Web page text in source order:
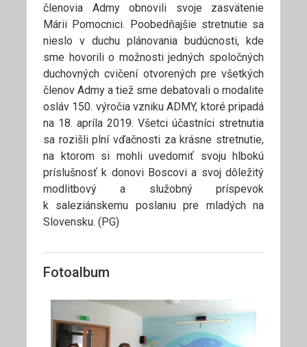
členovia Admy obnovili svoje zasvätenie
Márii Pomocnici. Poobedňajšie stretnutie sa
nieslo v duchu plánovania budúcnosti, kde
sme hovorili o možnosti jedných spoločných
duchovných cvičení otvorených pre všetkých
členov Admy a tiež sme debatovali o modalite
osláv 150. výročia vzniku ADMY, ktoré pripadá
na 18. apríla 2019. Všetci účastníci stretnutia
sa rozišli plní vďačnosti za krásne stretnutie,
na ktorom si mohli uvedomiť svoju hlbokú
príslušnosť k donovi Boscovi a svoj dôležitý
modlitbový a služobný príspevok
k saleziánskemu poslaniu pre mladých na
Slovensku. (PG)
Fotoalbum